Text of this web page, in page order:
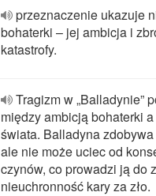
przeznaczenie ukazuje
bohaterki – jej ambicja i
katastrofy.
Tragizm w „Balladynie”
między ambicją bohaterki
świata. Balladyna
ale nie może uciec od
czynów, co prowadzi ją do
nieuchronność kary za zło.